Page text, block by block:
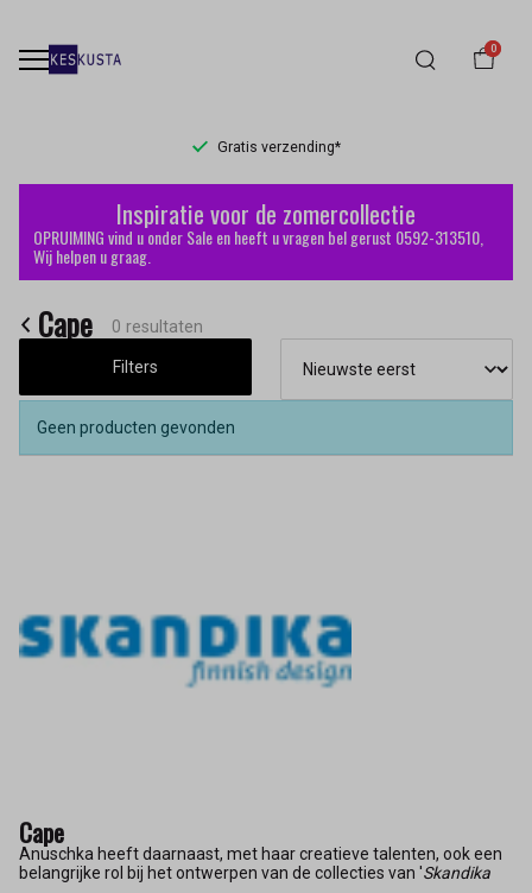
0
Gratis verzending*
Cape
Keskusta
Inspiratie voor de zomercollectie
OPRUIMING vind u onder Sale en heeft u vragen bel gerust 0592-313510,
Wij helpen u graag.
Cape 0 resultaten
Filters
Geen producten gevonden
Cape
Anuschka heeft daarnaast, met haar creatieve talenten, ook een
belangrijke rol bij het ontwerpen van de collecties van 'Skandika